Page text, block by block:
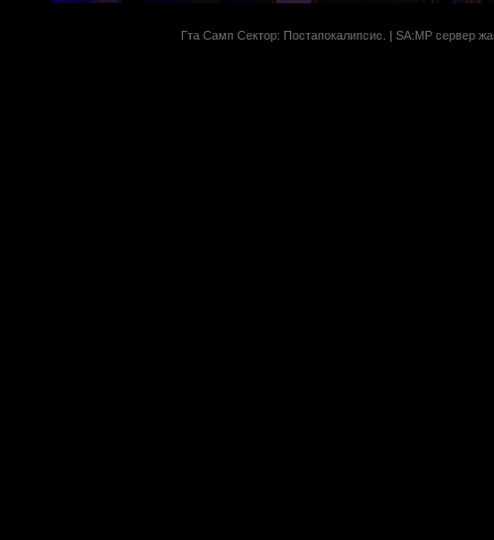
Гта Самп Сектор: Постапокалипсиc. | SA:MP сервер